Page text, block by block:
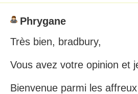
Phrygane
Très bien, bradbury,
Vous avez votre opinion et
Bienvenue parmi les